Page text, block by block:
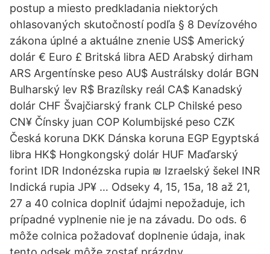
postup a miesto predkladania niektorých
ohlasovaných skutočností podľa § 8 Devízového
zákona úplné a aktuálne znenie US$ Americký
dolár € Euro £ Britská libra AED Arabský dirham
ARS Argentínske peso AU$ Austrálsky dolár BGN
Bulharský lev R$ Brazílsky reál CA$ Kanadský
dolár CHF Švajčiarský frank CLP Chilské peso
CN¥ Čínsky juan COP Kolumbijské peso CZK
Česká koruna DKK Dánska koruna EGP Egyptská
libra HK$ Hongkongský dolár HUF Maďarský
forint IDR Indonézska rupia ₪ Izraelský šekel INR
Indická rupia JP¥ … Odseky 4, 15, 15a, 18 až 21,
27 a 40 colnica doplniť údajmi nepožaduje, ich
prípadné vyplnenie nie je na závadu. Do ods. 6
môže colnica požadovať doplnenie údaja, inak